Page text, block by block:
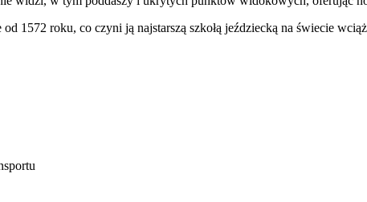
od 1572 roku, co czyni ją najstarszą szkołą jeździecką na świecie